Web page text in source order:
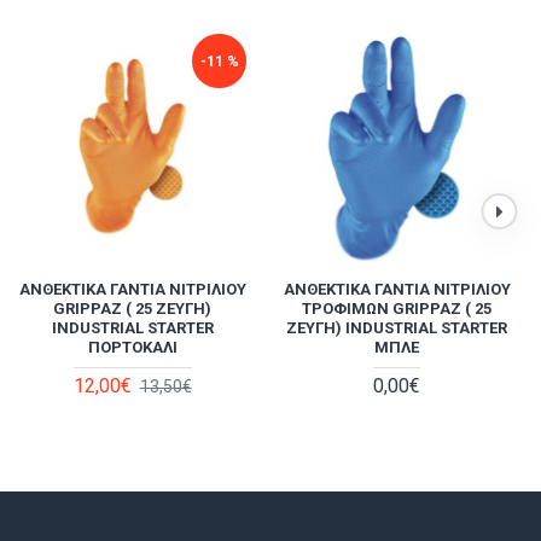
-11 %
ΑΝΘΕΚΤΙΚΆ ΓΆΝΤΙΑ ΝΙΤΡΙΛΊΟΥ
GRIPPAZ ( 25 ΖΕΎΓΗ)
INDUSTRIAL STARTER
ΠΟΡΤΟΚΑΛΊ
12,00€ 13,50€
ΑΝΘΕΚΤΙΚΆ ΓΆΝΤΙΑ ΝΙΤΡΙΛΊΟΥ
ΤΡΟΦΊΜΩΝ GRIPPAZ ( 25
ΖΕΎΓΗ) INDUSTRIAL STARTER
ΜΠΛΕ
0,00€